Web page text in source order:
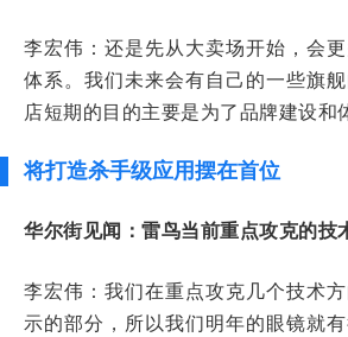
李宏伟：还是先从大卖场开始，会
体系。我们未来会有自己的一些旗
店短期的目的主要是为了品牌建设和
将打造杀手级应用摆在首位
华尔街见闻：雷鸟当前重点攻克的技
李宏伟：我们在重点攻克几个技术
示的部分，所以我们明年的眼镜就有